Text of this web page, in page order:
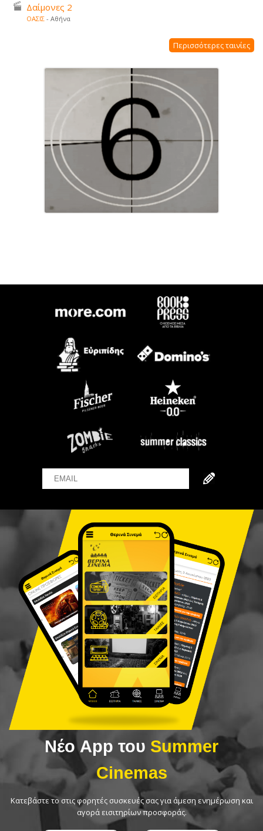
Δαίμονες 2
ΟΑΣΙΣ - Αθήνα
Περισσότερες ταινίες
Email Name
Νέο App του Summer
Cinemas
Κατεβάστε το στις φορητές συσκευές σας για άμεση ενημέρωση και
αγορά εισιτηρίων προσφοράς.